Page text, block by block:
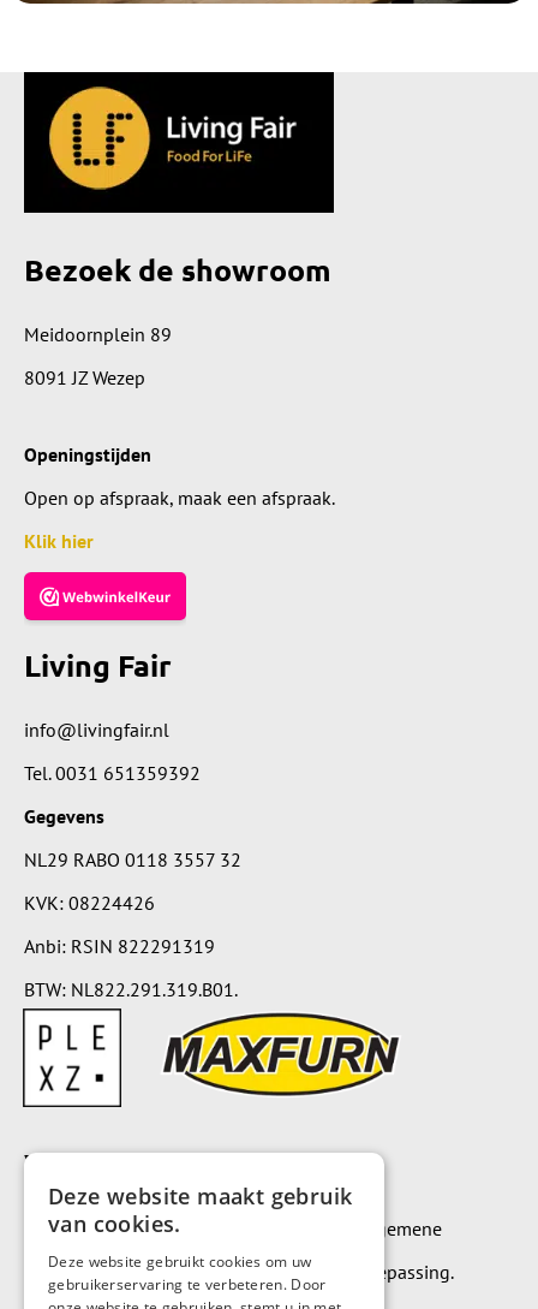
Bezoek de showroom
Meidoornplein 89
8091 JZ Wezep
Openingstijden
Open op afspraak, maak een afspraak.
Klik hier
Living Fair
info@livingfair.nl
Tel.0031 651359392
Gegevens
NL29 RABO 0118 3557 32
KVK: 08224426
Anbi: RSIN 822291319
BTW: NL822.291.319.B01.
Voorwaarden
Op alle leveringen en diensten zijn onze algemene
leverings- en betalingsvoorwaarden van toepassing.
Deze website maakt gebruik
van cookies.
Deze website gebruikt cookies om uw
gebruikerservaring te verbeteren. Door